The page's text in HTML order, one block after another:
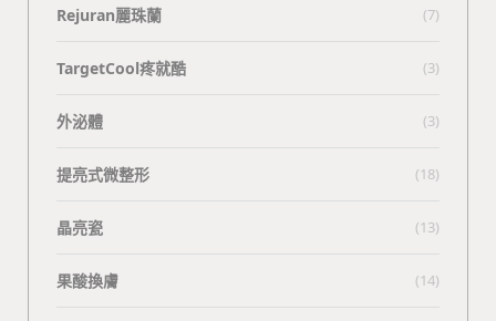
Rejuran麗珠蘭 (7)
TargetCool疼就酷 (3)
外泌體 (3)
提亮式微整形 (18)
晶亮瓷 (13)
果酸換膚 (14)